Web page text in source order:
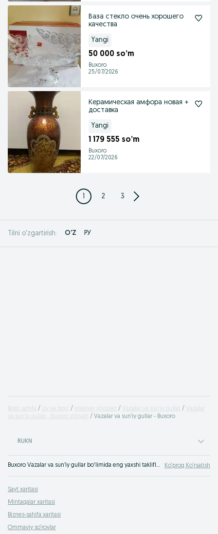
Ваза стекло очень хорошего
качества
Yangi
50 000 so’m
Buxoro
25/07/2026
Керамическая амфора новая +
доставка
Yangi
1 179 555 so’m
Buxoro
22/07/2026
1 2 3
Tilni o'zgartirish: O'Z РУ
Bosh sahifa Uy va bog' Interyer jihozlari Vazalar va sun’iy gullar
Vazalar
va sun’iy gullar - Buxoro viloyati
Vazalar va sun’iy gullar - Buxoro
RUKN
Buxoro Vazalar va sun’iy gullar bo'limida eng yaxshi takliflar. OLXda hamyonbop narxlarda mahsulot va xizmatlarning katta tanlovi! OLX.uz da ko'plab takliflar! Ko‘proq Ko‘rsatish
Sayt xaritasi
Mintaqalar xaritasi
Biznes-sahifa xaritasi
Ommaviy so‘rovlar